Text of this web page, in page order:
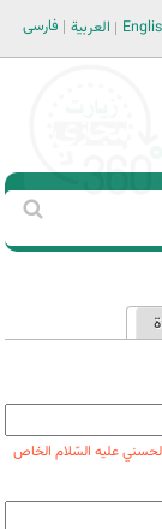
فارسی العربية
علیه السّلام الخاص